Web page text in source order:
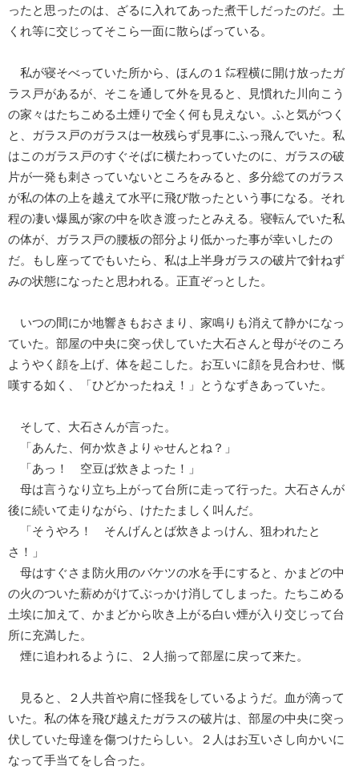
ったと思ったのは、ざるに入れてあった煮干しだったのだ。土
くれ等に交じってそこら一面に散らばっている。
私が寝そべっていた所から、ほんの１㍍程横に開け放ったガ
ラス戸があるが、そこを通して外を見ると、見慣れた川向こう
の家々はたちこめる土煙りで全く何も見えない。ふと気がつく
と、ガラス戸のガラスは一枚残らず見事にふっ飛んでいた。私
はこのガラス戸のすぐそばに横たわっていたのに、ガラスの破
片が一発も刺さっていないところをみると、多分総てのガラス
が私の体の上を越えて水平に飛び散ったという事になる。それ
程の凄い爆風が家の中を吹き渡ったとみえる。寝転んでいた私
の体が、ガラス戸の腰板の部分より低かった事が幸いしたの
だ。もし座ってでもいたら、私は上半身ガラスの破片で針ねず
みの状態になったと思われる。正直ぞっとした。
いつの間にか地響きもおさまり、家鳴りも消えて静かになっ
ていた。部屋の中央に突っ伏していた大石さんと母がそのころ
ようやく顔を上げ、体を起こした。お互いに顔を見合わせ、慨
嘆する如く、「ひどかったねえ！」とうなずきあっていた。
そして、大石さんが言った。
「あんた、何か炊きよりゃせんとね？」
「あっ！ 空豆ば炊きよった！」
母は言うなり立ち上がって台所に走って行った。大石さんが
後に続いて走りながら、けたたましく叫んだ。
「そうやろ！ そんげんとば炊きよっけん、狙われたと
さ！」
母はすぐさま防火用のバケツの水を手にすると、かまどの中
の火のついた薪めがけてぶっかけ消してしまった。たちこめる
土埃に加えて、かまどから吹き上がる白い煙が入り交じって台
所に充満した。
煙に追われるように、２人揃って部屋に戻って来た。
見ると、２人共首や肩に怪我をしているようだ。血が滴って
いた。私の体を飛び越えたガラスの破片は、部屋の中央に突っ
伏していた母達を傷つけたらしい。２人はお互いさし向かいに
なって手当てをし合った。